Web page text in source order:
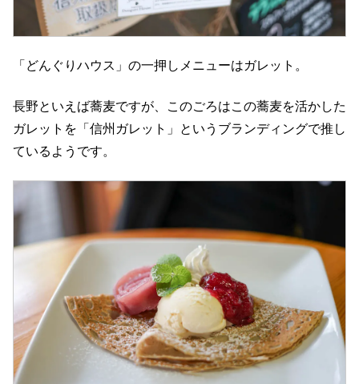
「どんぐりハウス」の一押しメニューはガレット。
長野といえば蕎麦ですが、このごろはこの蕎麦を活かした
ガレットを「信州ガレット」というブランディングで推し
ているようです。